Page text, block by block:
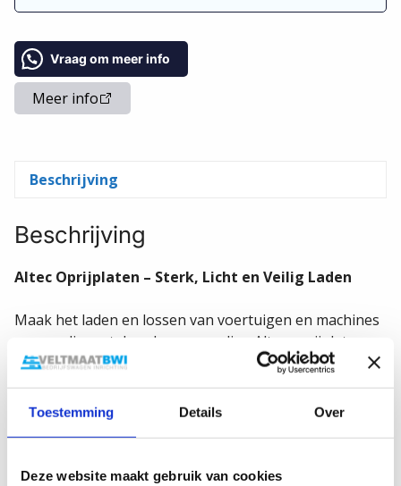
Toestemming Details Over
Deze website maakt gebruik van cookies
Vraag om meer info
Meer info
Beschrijving
Beschrijving
Altec Oprijplaten – Sterk, Licht en Veilig Laden
Maak het laden en lossen van voertuigen en machines
eenvoudig met deze hoogwaardige Altec oprijplaten.
Gemaakt van duurzaam aluminium, combineren deze
oprijplaten een laag gewicht met een hoge
belastbaarheid. Ideaal voor transport, bouw en
✅Verkrijgbaar in diverse lengtes en